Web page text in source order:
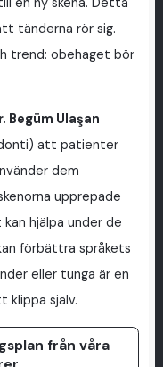
tänderna rör sig.
trend: obehaget bör
Begüm Ulaşan
att patienter
dem
upprepade
hjälpa under de
förbättra språkets
eller tunga är en
klippa själv.
från våra